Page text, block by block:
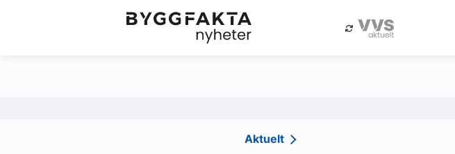
Jobbmarkedet Annonsere i
Aktuelt